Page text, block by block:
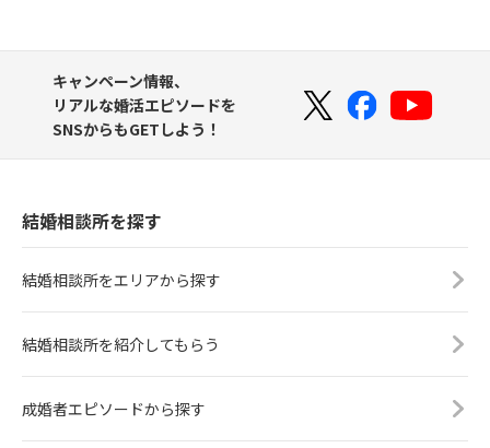
キャンペーン情報、
リアルな婚活エピソードを
SNSからもGETしよう！
結婚相談所を探す
結婚相談所をエリアから探す
結婚相談所を紹介してもらう
成婚者エピソードから探す